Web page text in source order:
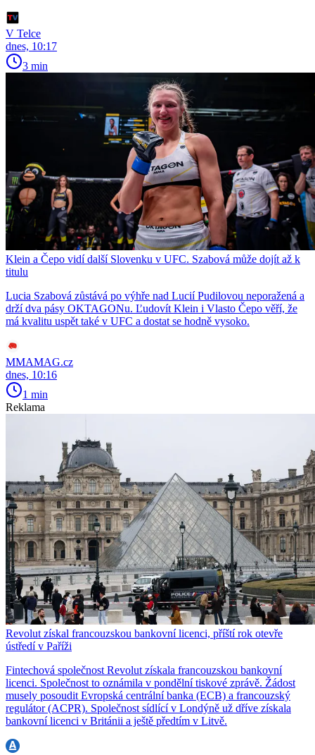
V Telce
dnes, 10:17
3 min
Klein a Čepo vidí další Slovenku v UFC. Szabová může dojít až k
titulu
Lucia Szabová zůstává po výhře nad Lucií Pudilovou neporažená a
drží dva pásy OKTAGONu. Ľudovít Klein i Vlasto Čepo věří, že
má kvalitu uspět také v UFC a dostat se hodně vysoko.
MMAMAG.cz
dnes, 10:16
1 min
Reklama
Revolut získal francouzskou bankovní licenci, příští rok otevře
ústředí v Paříži
Fintechová společnost Revolut získala francouzskou bankovní
licenci. Společnost to oznámila v pondělní tiskové zprávě. Žádost
musely posoudit Evropská centrální banka (ECB) a francouzský
regulátor (ACPR). Společnost sídlící v Londýně už dříve získala
bankovní licenci v Británii a ještě předtím v Litvě.